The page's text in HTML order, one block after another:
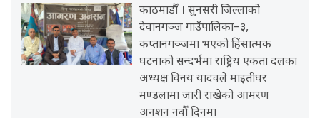
काठमाडौँ । सुनसरी जिल्लाको
देवानगञ्ज गाउँपालिका–३,
कप्तानगञ्जमा भएको हिंसात्मक
घटनाको सन्दर्भमा राष्ट्रिय एकता दलका
अध्यक्ष विनय यादवले माइतीघर
मण्डलामा जारी राखेको आमरण
अनशन नवौँ दिनमा